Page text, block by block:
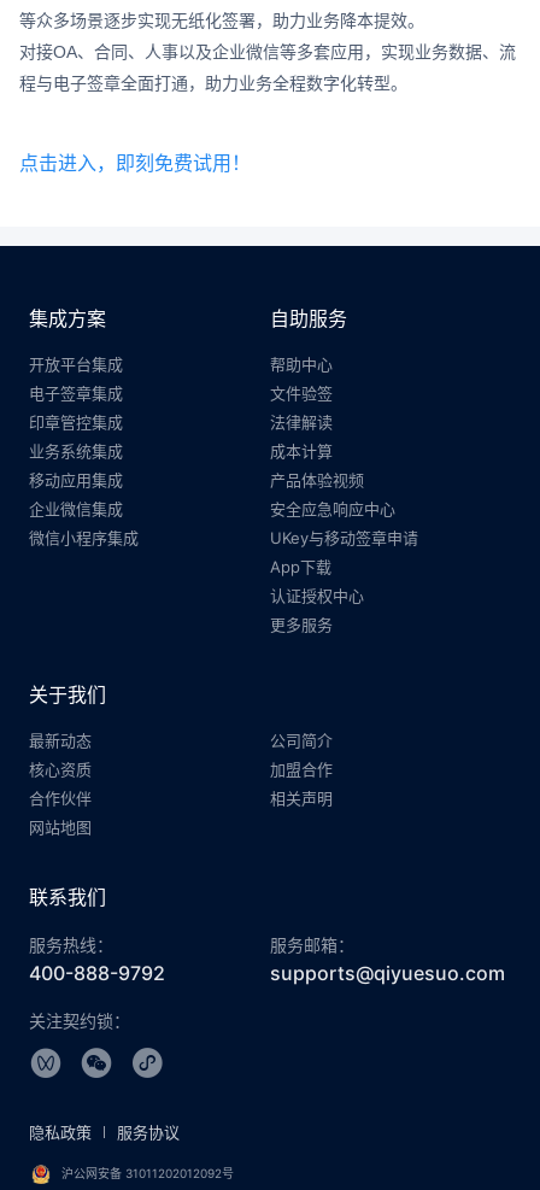
等众多场景逐步实现无纸化签署，助力业务降本提效。
对接OA、合同、人事以及企业微信等多套应用，实现业务数据、流
程与电子签章全面打通，助力业务全程数字化转型。
点击进入，即刻免费试用！
集成方案
开放平台集成
电子签章集成
印章管控集成
业务系统集成
移动应用集成
企业微信集成
微信小程序集成
自助服务
帮助中心
文件验签
法律解读
成本计算
产品体验视频
安全应急响应中心
UKey与移动签章申请
App下载
认证授权中心
更多服务
关于我们
最新动态
公司简介
核心资质
加盟合作
合作伙伴
相关声明
网站地图
联系我们
服务热线：
400-888-9792
服务邮箱：
supports@qiyuesuo.com
关注契约锁：
沪公网安备 31011202012092号
隐私政策 服务协议